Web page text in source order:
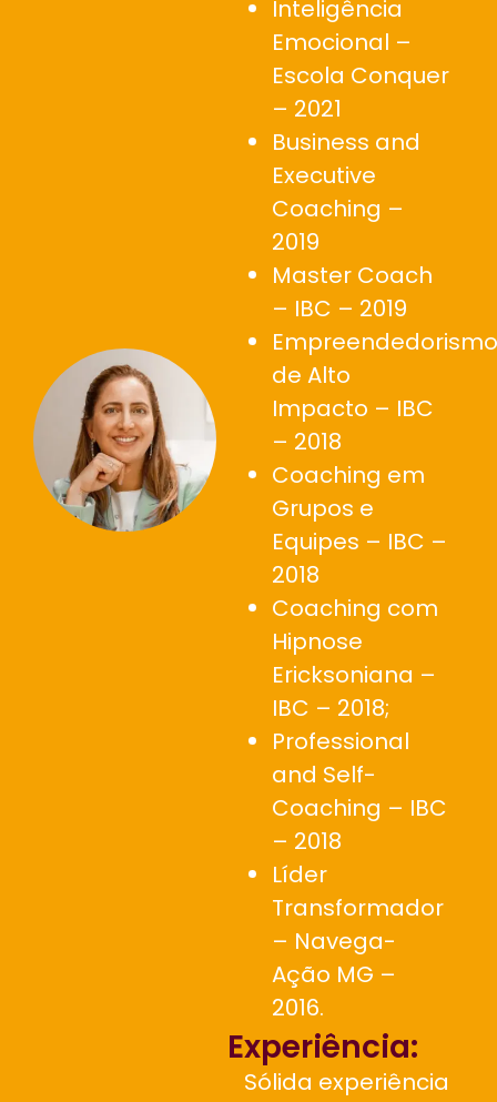
Inteligência
Emocional –
Escola Conquer
– 2021
Business and
Executive
Coaching –
2019
Master Coach
– IBC – 2019
de Alto
Impacto – IBC
– 2018
Coaching em
Grupos e
Equipes – IBC –
2018
Coaching com
Hipnose
Ericksoniana –
IBC – 2018;
Professional
and Self-
Coaching – IBC
– 2018
Líder
Transformador
– Navega-
Ação MG –
2016.
Experiência:
Sólida experiência